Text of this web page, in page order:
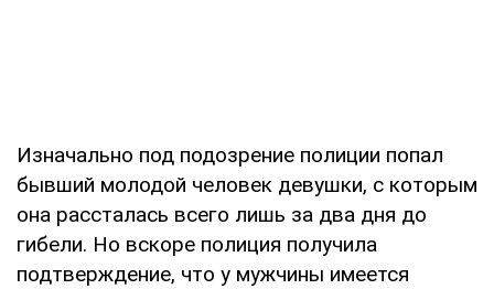
Изначально под подозрение полиции попал
бывший молодой человек девушки, с которым
она рассталась всего лишь за два дня до
гибели. Но вскоре полиция получила
подтверждение, что у мужчины имеется